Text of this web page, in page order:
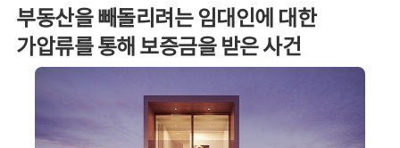
부동산을 빼돌리려는 임대인에 대한
가압류를 통해 보증금을 받은 사건